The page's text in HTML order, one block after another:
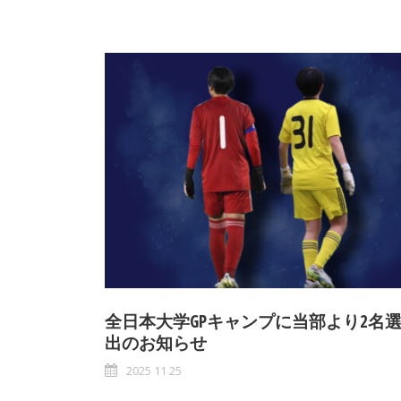
全日本大学GPキャンプに当部より2名選
出のお知らせ
2025 11 25